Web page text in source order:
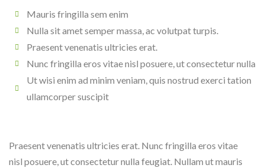
Mauris fringilla sem enim
Nulla sit amet semper massa, ac volutpat turpis.
Praesent venenatis ultricies erat.
Nunc fringilla eros vitae nisl posuere, ut consectetur nulla
Ut wisi enim ad minim veniam, quis nostrud exerci tation
ullamcorper suscipit
Praesent venenatis ultricies erat. Nunc fringilla eros vitae
nisl posuere, ut consectetur nulla feugiat. Nullam ut mauris